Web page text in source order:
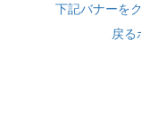
下記バナーを
戻る